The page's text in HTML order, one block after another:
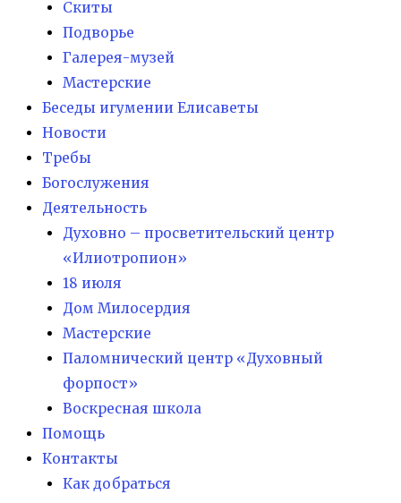
Скиты
Подворье
Галерея-музей
Мастерские
Беседы игумении Елисаветы
Новости
Требы
Богослужения
Деятельность
Духовно – просветительский центр
«Илиотропион»
18 июля
Дом Милосердия
Мастерские
Паломнический центр «Духовный
форпост»
Воскресная школа
Помощь
Контакты
Как добраться